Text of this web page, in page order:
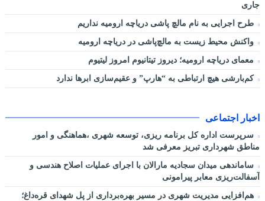
جاری
طرح اجرایی به نام مالچ پاشی دریاچه ارومیه نداریم
واکنش محیط زیست به مالچ‌پاشی در دریاچه ارومیه
معمای دریاچه ارومیه؛ دیروز تیتانیوم امروز لیتیوم
کم‌بارشی هیچ ارتباطی به “هارپ” و عقیم‌سازی ابرها ندارد
اخبار اجتماعی
سرپرست اداره کل برنامه ریزی، توسعه شهری ،هماهنگی و امور
مناطق شهرداری تبریز معرفی شد
ساماندهی میدان سجادیه مارالان با اجرای عملیات اصلاح هندسی و
آسفالت‌ریزی معابر پیرامونی
هم‌افزایی مدیریت شهری در مسیر بهره‌برداری از پل شهدای قره‌داغ؛